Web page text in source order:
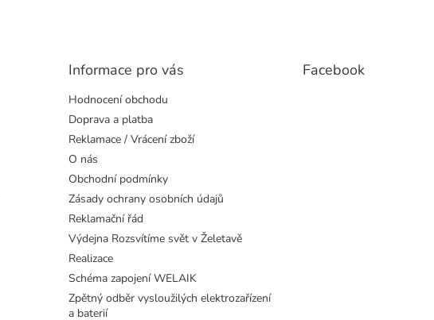
Informace pro vás
Hodnocení obchodu
Doprava a platba
Reklamace / Vrácení zboží
O nás
Obchodní podmínky
Zásady ochrany osobních údajů
Reklamační řád
Výdejna Rozsvítíme svět v Želetavě
Realizace
Schéma zapojení WELAIK
Zpětný odběr vysloužilých elektrozařízení
a baterií
Facebook